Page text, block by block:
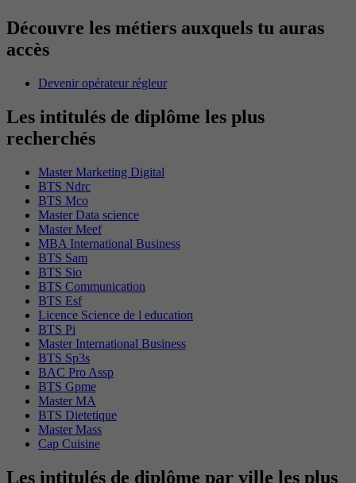
Découvre les métiers auxquels tu auras
accès
Devenir opérateur régleur
Les intitulés de diplôme les plus
recherchés
Master Marketing Digital
BTS Ndrc
BTS Mco
Master Data science
Master Meef
MBA International Business
BTS Sam
BTS Sio
BTS Communication
BTS Esf
Licence Science de l education
BTS Pi
Master International Business
BTS Sp3s
BAC Pro Assp
BTS Gpme
Master MA
BTS Dietetique
Master Mass
Cap Cuisine
Les intitulés de diplôme par ville les plus